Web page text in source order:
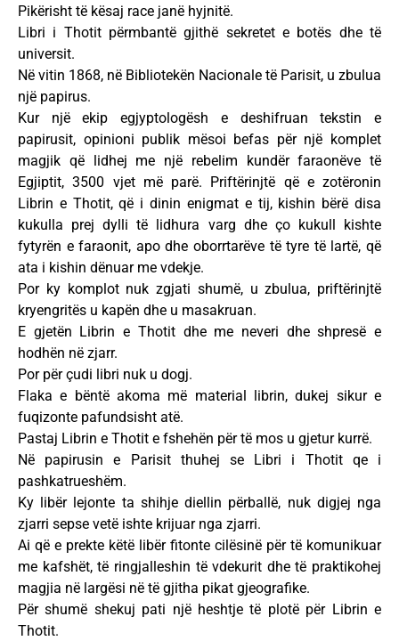
Pikërisht të kësaj race janë hyjnitë.
Libri i Thotit përmbantë gjithë sekretet e botës dhe të
universit.
Në vitin 1868, në Bibliotekën Nacionale të Parisit, u zbulua
një papirus.
Kur një ekip egjyptologësh e deshifruan tekstin e
papirusit, opinioni publik mësoi befas për një komplet
magjik që lidhej me një rebelim kundër faraonëve të
Egjiptit, 3500 vjet më parë. Priftërinjtë që e zotëronin
Librin e Thotit, që i dinin enigmat e tij, kishin bërë disa
kukulla prej dylli të lidhura varg dhe ço kukull kishte
fytyrën e faraonit, apo dhe oborrtarëve të tyre të lartë, që
ata i kishin dënuar me vdekje.
Por ky komplot nuk zgjati shumë, u zbulua, priftërinjtë
kryengritës u kapën dhe u masakruan.
E gjetën Librin e Thotit dhe me neveri dhe shpresë e
hodhën në zjarr.
Por për çudi libri nuk u dogj.
Flaka e bëntë akoma më material librin, dukej sikur e
fuqizonte pafundsisht atë.
Pastaj Librin e Thotit e fshehën për të mos u gjetur kurrë.
Në papirusin e Parisit thuhej se Libri i Thotit qe i
pashkatrueshëm.
Ky libër lejonte ta shihje diellin përballë, nuk digjej nga
zjarri sepse vetë ishte krijuar nga zjarri.
Ai që e prekte këtë libër fitonte cilësinë për të komunikuar
me kafshët, të ringjalleshin të vdekurit dhe të praktikohej
magjia në largësi në të gjitha pikat gjeografike.
Për shumë shekuj pati një heshtje të plotë për Librin e
Thotit.